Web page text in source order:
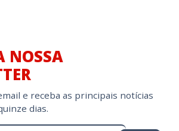
NOSSA
e receba as principais notícias
dias.